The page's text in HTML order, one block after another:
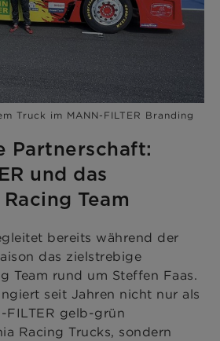
Truck im MANN-FILTER Branding
Partnerschaft:
und das
Team
bereits während der
das zielstrebige
Team rund um Steffen Faas.
seit Jahren nicht nur als
FILTER gelb-grün
Racing Trucks, sondern